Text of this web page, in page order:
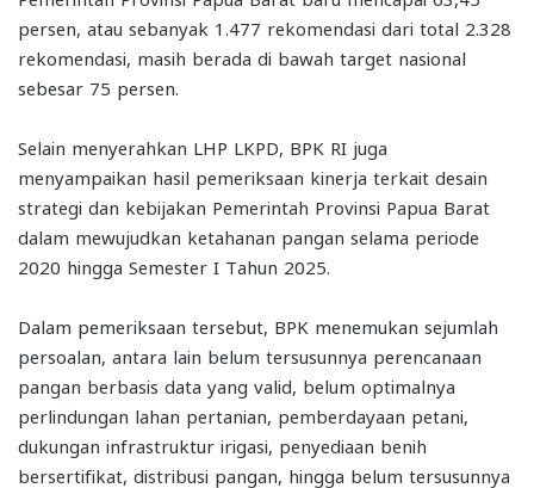
persen, atau sebanyak 1.477 rekomendasi dari total 2.328
rekomendasi, masih berada di bawah target nasional
sebesar 75 persen.
Selain menyerahkan LHP LKPD, BPK RI juga
menyampaikan hasil pemeriksaan kinerja terkait desain
strategi dan kebijakan Pemerintah Provinsi Papua Barat
dalam mewujudkan ketahanan pangan selama periode
2020 hingga Semester I Tahun 2025.
Dalam pemeriksaan tersebut, BPK menemukan sejumlah
persoalan, antara lain belum tersusunnya perencanaan
pangan berbasis data yang valid, belum optimalnya
perlindungan lahan pertanian, pemberdayaan petani,
dukungan infrastruktur irigasi, penyediaan benih
bersertifikat, distribusi pangan, hingga belum tersusunnya